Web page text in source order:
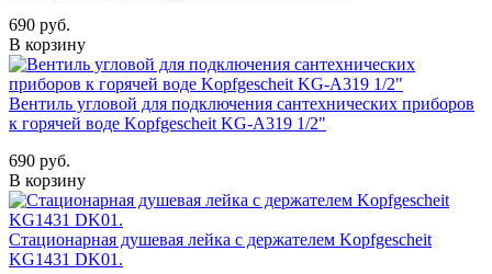
690 руб.
В корзину
Вентиль угловой для подключения сантехнических приборов
к горячей воде Kopfgescheit KG-A319 1/2"
690 руб.
В корзину
Стационарная душевая лейка с держателем Kopfgescheit
KG1431 DK01.